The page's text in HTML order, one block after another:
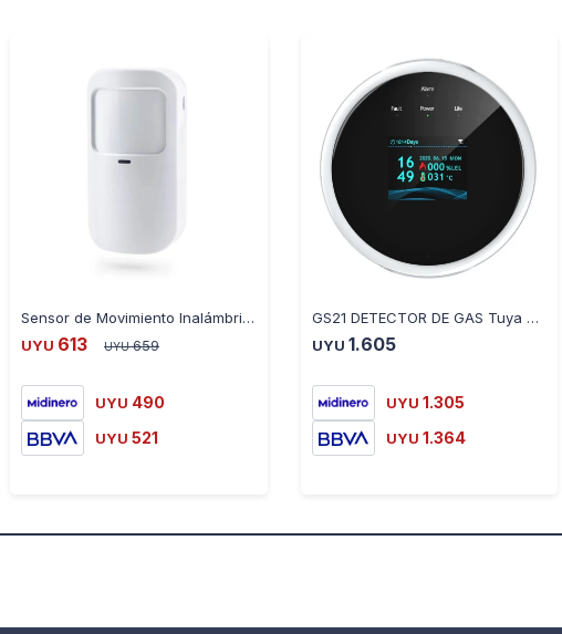
Sensor de Movimiento Inalámbrico Tuya SM-G30-PIR
UYU 613 UYU 659
UYU 490
UYU 521
GS21 DETECTOR DE GAS Tuya Smart WIFI - BLANCO
UYU 1.605
UYU 1.305
UYU 1.364